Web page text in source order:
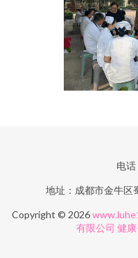
电
地址：成都市金牛区
Copyright © 2026
有限公司 健